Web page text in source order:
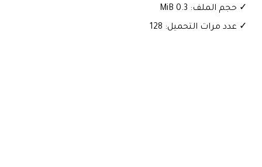
✓ حجم الملف: 0.3 MiB
✓ عدد مرات التحميل: 128